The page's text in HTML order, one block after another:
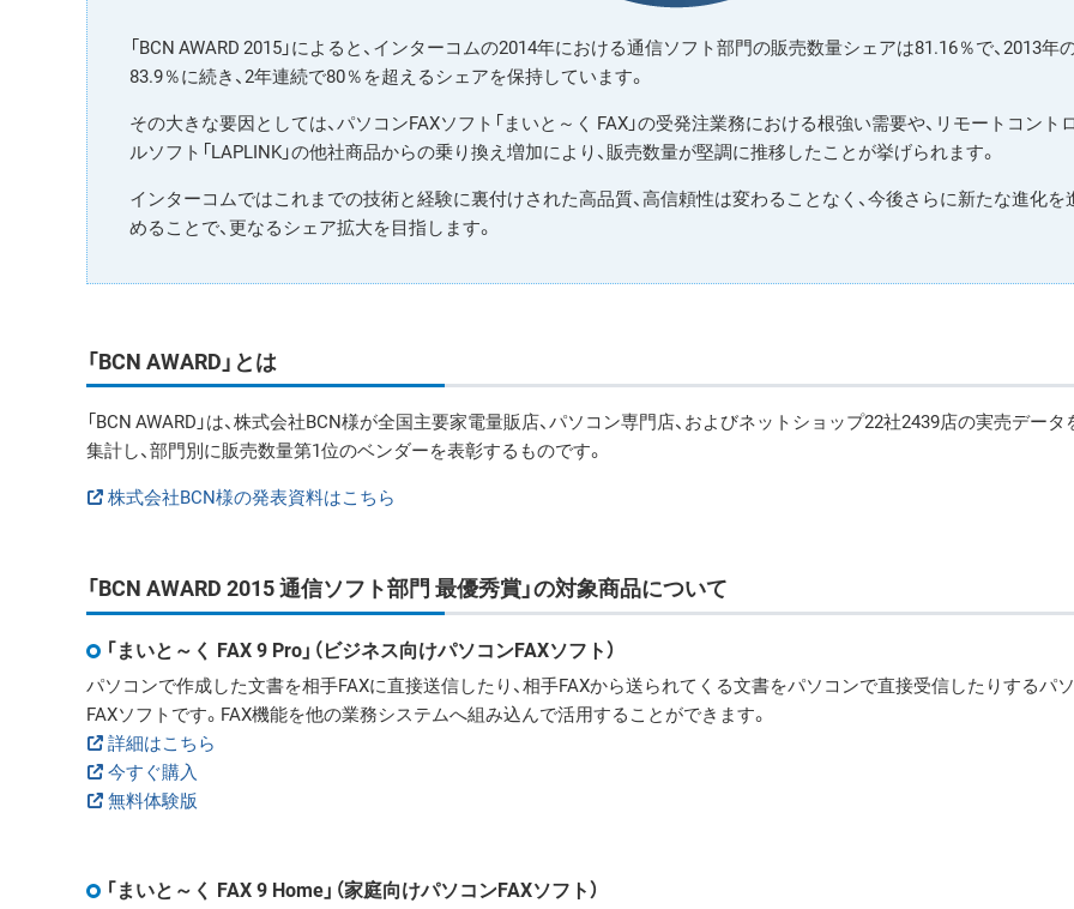
「BCN AWARD 2015」によると、インターコムの2014年における通信ソフト部門の販売数量シェアは81.16％で、2013年
83.9％に続き、2年連続で80％を超えるシェアを保持しています。
その大きな要因としては、パソコンFAXソフト「まいと～く FAX」の受発注業務における根強い需要や、リモートコント
ルソフト「LAPLINK」の他社商品からの乗り換え増加により、販売数量が堅調に推移したことが挙げられます。
インターコムではこれまでの技術と経験に裏付けされた高品質、高信頼性は変わることなく、今後さらに新たな進化を
めることで、更なるシェア拡大を目指します。
「BCN AWARD」とは
「BCN AWARD」は、株式会社BCN様が全国主要家電量販店、パソコン専門店、およびネットショップ22社2439店の実売デー
集計し、部門別に販売数量第1位のベンダーを表彰するものです。
株式会社BCN様の発表資料はこちら
「BCN AWARD 2015 通信ソフト部門 最優秀賞」の対象商品について
「まいと～く FAX 9 Pro」（ビジネス向けパソコンFAXソフト）
パソコンで作成した文書を相手FAXに直接送信したり、相手FAXから送られてくる文書をパソコンで直接受信したりするパ
FAXソフトです。FAX機能を他の業務システムへ組み込んで活用することができます。
詳細はこちら
今すぐ購入
無料体験版
「まいと～く FAX 9 Home」（家庭向けパソコンFAXソフト）